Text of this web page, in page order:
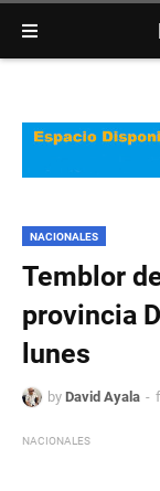
NACIONALES
Temblor
provincia
lunes
by David Ayala
NACIONALES